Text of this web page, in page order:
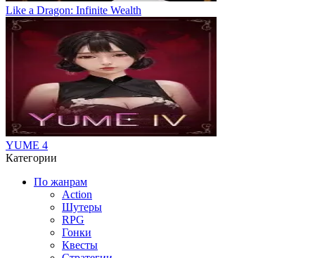
Like a Dragon: Infinite Wealth
YUME 4
Категории
По жанрам
Action
Шутеры
RPG
Гонки
Квесты